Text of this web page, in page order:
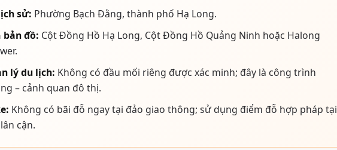
sử: Phường Bạch Đằng, thành phố Hạ Long.
bản đồ: Cột Đồng Hồ Hạ Long, Cột Đồng Hồ Quảng Ninh hoặc Halong
lý du lịch: Không có đầu mối riêng được xác minh; đây là công trình
– cảnh quan đô thị.
Không có bãi đỗ ngay tại đảo giao thông; sử dụng điểm đỗ hợp pháp tại
cận.